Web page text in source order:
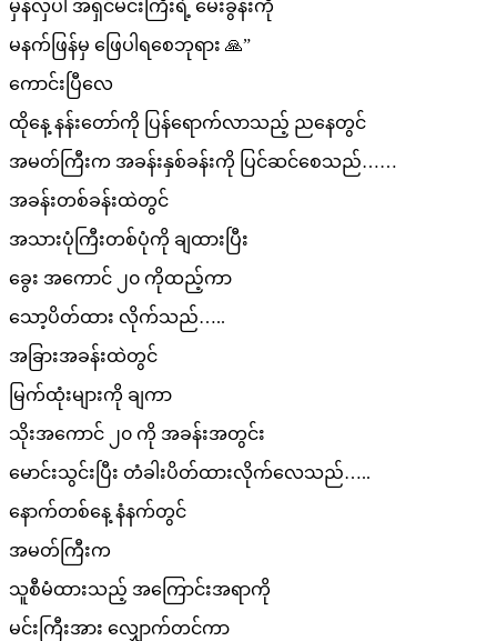
မှန်လှပါ အရှင်မင်းကြီးရဲ့ မေးခွန်းကို
မနက်ဖြန်မှ ဖြေပါရစေဘုရား 🙏”
ကောင်းပြီလေ
ထိုနေ့ နန်းတော်ကို ပြန်ရောက်လာသည့် ညနေတွင်
အမတ်ကြီးက အခန်းနှစ်ခန်းကို ပြင်ဆင်စေသည်……
အခန်းတစ်ခန်းထဲတွင်
အသားပုံကြီးတစ်ပုံကို ချထားပြီး
ခွေး အကောင် ၂၀ ကိုထည့်ကာ
သော့ပိတ်ထား လိုက်သည်…..
အခြားအခန်းထဲတွင်
မြက်ထုံးများကို ချကာ
သိုးအကောင် ၂၀ ကို အခန်းအတွင်း
မောင်းသွင်းပြီး တံခါးပိတ်ထားလိုက်လေသည်…..
နောက်တစ်နေ့ နံနက်တွင်
အမတ်ကြီးက
သူစီမံထားသည့် အကြောင်းအရာကို
မင်းကြီးအား လျှောက်တင်ကာ